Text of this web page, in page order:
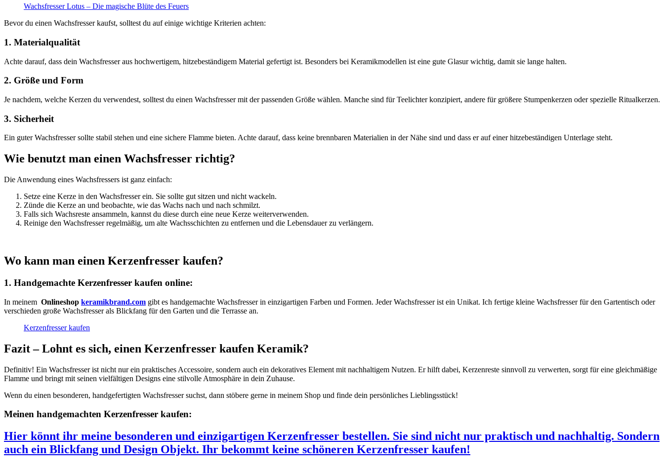
Wachsfresser Lotus – Die magische Blüte des Feuers
Bevor du einen Wachsfresser kaufst, solltest du auf einige wichtige Kriterien achten:
1. Materialqualität
Achte darauf, dass dein Wachsfresser aus hochwertigem, hitzebeständigem Material gefertigt ist. Besonders bei Keramikmodellen ist eine gute Glasur wichtig, damit sie lange halten.
2. Größe und Form
Je nachdem, welche Kerzen du verwendest, solltest du einen Wachsfresser mit der passenden Größe wählen. Manche sind für Teelichter konzipiert, andere für größere Stumpenkerzen oder spezielle Ritualkerzen.
3. Sicherheit
Ein guter Wachsfresser sollte stabil stehen und eine sichere Flamme bieten. Achte darauf, dass keine brennbaren Materialien in der Nähe sind und dass er auf einer hitzebeständigen Unterlage steht.
Wie benutzt man einen Wachsfresser richtig?
Die Anwendung eines Wachsfressers ist ganz einfach:
Setze eine Kerze in den Wachsfresser ein. Sie sollte gut sitzen und nicht wackeln.
Zünde die Kerze an und beobachte, wie das Wachs nach und nach schmilzt.
Falls sich Wachsreste ansammeln, kannst du diese durch eine neue Kerze weiterverwenden.
Reinige den Wachsfresser regelmäßig, um alte Wachsschichten zu entfernen und die Lebensdauer zu verlängern.
Wo kann man einen Kerzenfresser kaufen?
1. Handgemachte Kerzenfresser kaufen online:
In meinem Onlineshop keramikbrand.com gibt es handgemachte Wachsfresser in einzigartigen Farben und Formen. Jeder Wachsfresser ist ein Unikat. Ich fertige kleine Wachsfresser für den Gartentisch oder
verschieden große Wachsfresser als Blickfang für den Garten und die Terrasse an.
Kerzenfresser kaufen
Fazit – Lohnt es sich, einen Kerzenfresser kaufen Keramik?
Definitiv! Ein Wachsfresser ist nicht nur ein praktisches Accessoire, sondern auch ein dekoratives Element mit nachhaltigem Nutzen. Er hilft dabei, Kerzenreste sinnvoll zu verwerten, sorgt für eine gleichmäßige
Flamme und bringt mit seinen vielfältigen Designs eine stilvolle Atmosphäre in dein Zuhause.
Wenn du einen besonderen, handgefertigten Wachsfresser suchst, dann stöbere gerne in meinem Shop und finde dein persönliches Lieblingsstück!
Meinen handgemachten Kerzenfresser kaufen:
Hier könnt ihr meine besonderen und einzigartigen Kerzenfresser bestellen. Sie sind nicht nur praktisch und nachhaltig. Sondern
auch ein Blickfang und Design Objekt. Ihr bekommt keine schöneren Kerzenfresser kaufen!